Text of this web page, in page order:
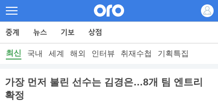
최신 국내 세계 해외 인터뷰 취재수첩 기획특집
가장 먼저 불린 선수는 김경은…8개 팀 엔트리
확정